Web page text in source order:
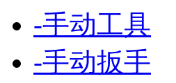
-手动工具
-手动扳手